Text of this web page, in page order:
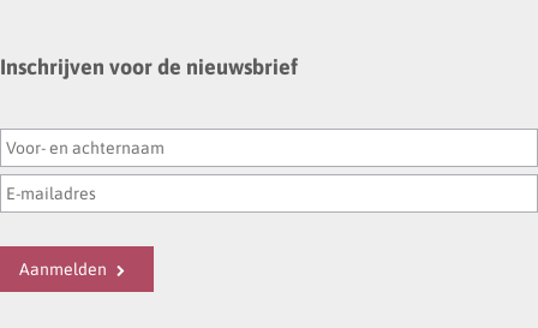
Inschrijven voor de nieuwsbrief
Aanmelden